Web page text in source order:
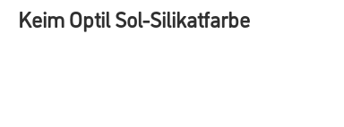
Keim Optil Sol-Silikatfarbe